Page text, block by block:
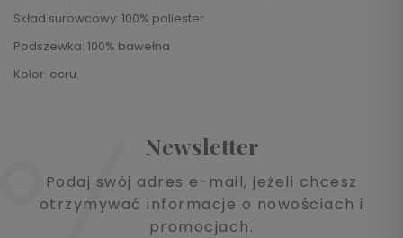
Skład surowcowy: 100% poliester
Podszewka: 100% bawełna
Kolor: ecru.
Newsletter
Podaj swój adres e-mail, jeżeli chcesz
otrzymywać informacje o nowościach i
promocjach.